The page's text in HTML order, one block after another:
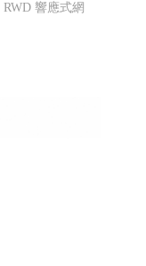
RWD 響應式網